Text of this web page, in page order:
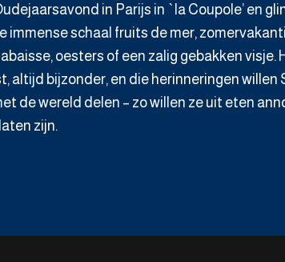
in Parijs in `la Coupole’ en
immense schaal fruits de mer,
oesters of een zalig gebakken visje.
altijd bijzonder, en die herinneringen willen
de wereld delen – zo willen ze uit eten
zijn.